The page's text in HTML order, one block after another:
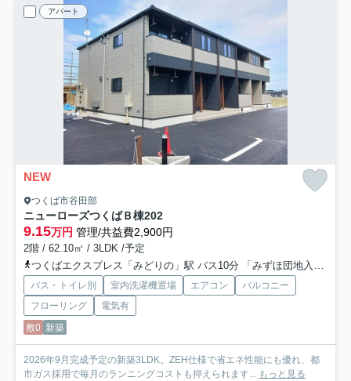
アパート
NEW
つくば市谷田部
ニューローズつくばＢ棟202
9.15万円 管理/共益費2,900円
2階 / 62.10㎡ / 3LDK /予定
つくばエクスプレス「みどりの」駅 バス10分 「みずほ団地入口」 停歩5分
バス・トイレ別 室内洗濯機置場 エアコン
バルコニー
フローリング
電気有
敷0 新築
2026年9月完成予定の新築3LDK。ZEH仕様で省エネ性能にも優れ、都
市ガス採用で毎月のランニングコストも抑えられます... もっと見る